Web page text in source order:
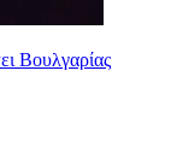
Βουλγαρίας